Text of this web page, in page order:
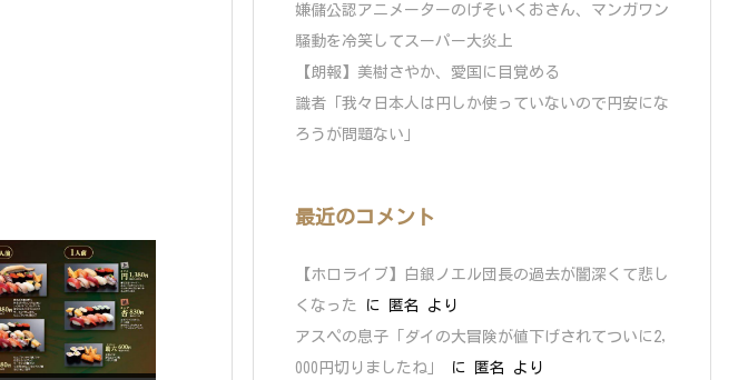
嫌儲公認アニメーターのげそいくおさん、マンガワン
騒動を冷笑してスーパー大炎上
【朗報】美樹さやか、愛国に目覚める
識者「我々日本人は円しか使っていないので円安にな
ろうが問題ない」
最近のコメント
【ホロライブ】白銀ノエル団長の過去が闇深くて悲し
くなった
に 匿名
より
アスペの息子「ダイの大冒険が値下げされてついに2,
000円切りましたね」
に 匿名
より